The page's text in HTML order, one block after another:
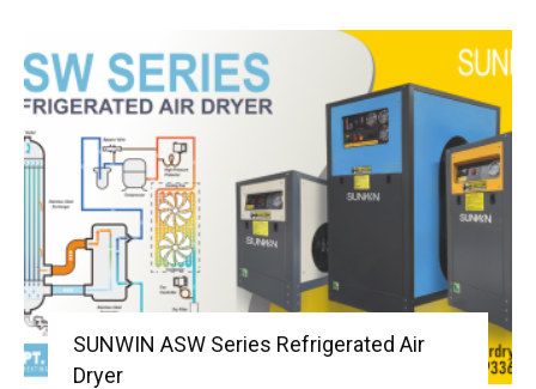
SUNWIN ASW Series Refrigerated Air
Dryer